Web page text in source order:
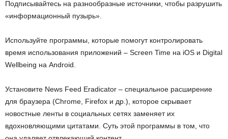
Подписывайтесь на разнообразные источники, чтобы разрушить
«информационный пузырь».
Используйте программы, которые помогут контролировать
время использования приложений – Screen Time на iOS и Digital
Wellbeing на Android.
Установите News Feed Eradicator – специальное расширение
для браузера (Chrome, Firefox и др.), которое скрывает
новостные ленты в социальных сетях заменяет их
вдохновляющими цитатами. Суть этой программы в том, что